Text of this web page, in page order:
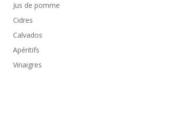
Jus de pomme
Cidres
Calvados
Apéritifs
Vinaigres